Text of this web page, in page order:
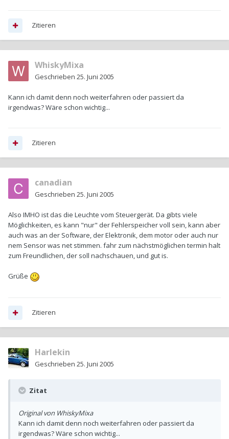
Zitieren
WhiskyMixa
Geschrieben 25. Juni 2005
Kann ich damit denn noch weiterfahren oder passiert da
irgendwas? Wäre schon wichtig...
Zitieren
canadian
Geschrieben 25. Juni 2005
Also IMHO ist das die Leuchte vom Steuergerät. Da gibts viele
Möglichkeiten, es kann "nur" der Fehlerspeicher voll sein, kann aber
auch was an der Software, der Elektronik, dem motor oder auch nur
nem Sensor was net stimmen. fahr zum nächstmöglichen termin halt
zum Freundlichen, der soll nachschauen, und gut is.
Grüße
Zitieren
Harlekin
Geschrieben 25. Juni 2005
Zitat
Original von WhiskyMixa
Kann ich damit denn noch weiterfahren oder passiert da
irgendwas? Wäre schon wichtig...